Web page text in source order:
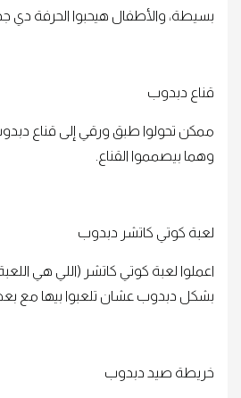
بسيطة، والأطفال هيحبوا الحرفة دي
قناع دبدوب
ممكن تحولوا طبق ورقي إلى قناع
وهما بيصمموا القناع.
لعبة كوتي كاتشر دبدوب
اعملوا لعبة كوتي كاتشر (اللي هي
بشكل دبدوب عشان تلعبوا بيها مع
خريطة صيد دبدوب